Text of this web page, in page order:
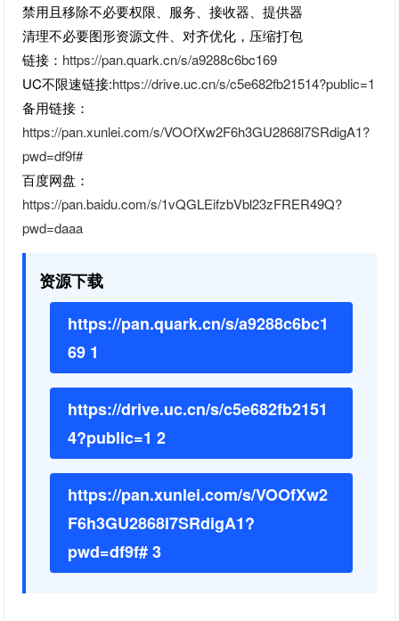
禁用且移除不必要权限、服务、接收器、提供器
清理不必要图形资源文件、对齐优化，压缩打包
链接： https://pan.quark.cn/s/a9288c6bc169
UC不限速链接:https://drive.uc.cn/s/c5e682fb21514?public=1
备用链接：
https://pan.xunlei.com/s/VOOfXw2F6h3GU2868l7SRdigA1?
pwd=df9f#
百度网盘：
https://pan.baidu.com/s/1vQGLEifzbVbl23zFRER49Q?
pwd=daaa
资源下载
https://pan.quark.cn/s/a9288c6bc1
69 1
https://drive.uc.cn/s/c5e682fb2151
4?public=1 2
https://pan.xunlei.com/s/VOOfXw2
F6h3GU2868l7SRdigA1?
pwd=df9f# 3